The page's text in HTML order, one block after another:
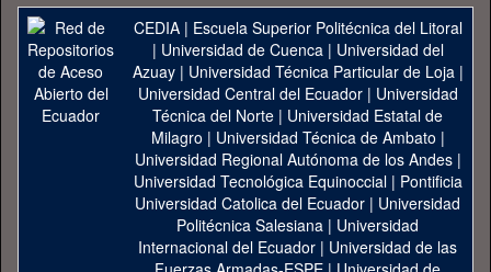
CEDIA| Escuela Superior Politécnica del Litoral
| Universidad de Cuenca| Universidad del
Azuay| Universidad Técnica Particular de Loja|
Universidad Central del Ecuador| Universidad
Técnica del Norte | Universidad Estatal de
Milagro | Universidad Técnica de Ambato |
Universidad Regional Autónoma de los Andes|
Universidad Tecnológica Equinoccial| Pontificia
Universidad Catolica del Ecuador | Universidad
Politécnica Salesiana | Universidad
Internacional del Ecuador | Universidad de las